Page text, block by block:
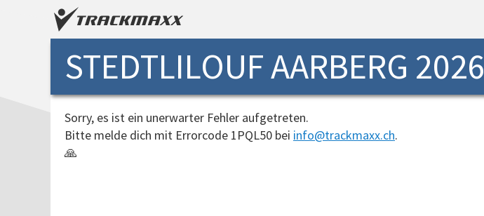
STEDTLILOUF AARBERG 2026
Sorry, es ist ein unerwarter Fehler aufgetreten.
Bitte melde dich mit Errorcode 1PQL50 bei info@trackmaxx.ch.
🙏